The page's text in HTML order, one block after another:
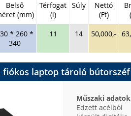
Belső
(mm)
Térfogat
(l)
Súly
Nettó
(Ft)
* 260 *
340
11 14 50,000,-
fiókos laptop tároló bútorszéf
Műszaki adatok
Edzett acélból